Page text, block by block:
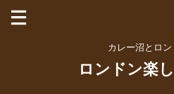
カレー沼とロ
ロンドン楽